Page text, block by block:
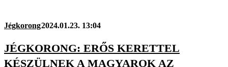
Jégkorong2024.01.23. 13:04
JÉGKORONG: ERŐS KERETTEL
KÉSZÜLNEK A MAGYAROK AZ